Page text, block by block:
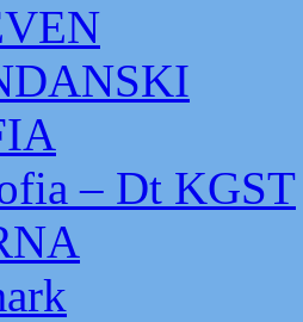
– Dt KGST